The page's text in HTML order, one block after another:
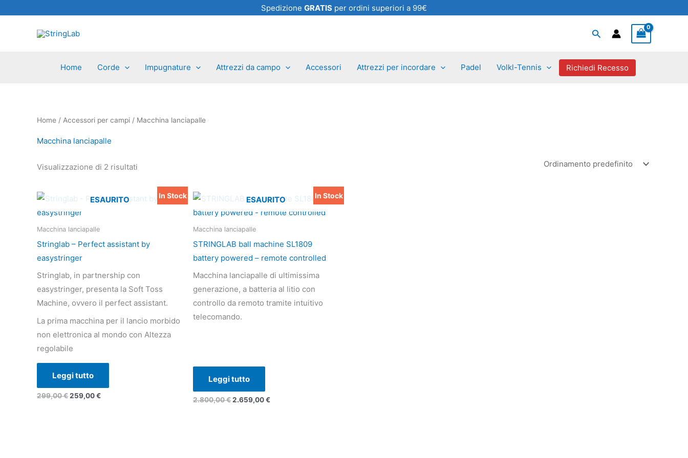
Spedizione GRATIS per ordini superiori a 99€
Cerca
Home Corde Impugnature Attrezzi da campo Accessori Attrezzi per incordare Padel Volkl-Tennis Richiedi Recesso
Home / Accessori per campi / Macchina lanciapalle
Macchina lanciapalle
Visualizzazione di 2 risultati
In Stock
ESAURITO
Macchina lanciapalle
Stringlab – Perfect assistant by
easystringer
Stringlab, in partnership con
easystringer, presenta la Soft Toss
Machine, ovvero il perfect assistant.
La prima macchina per il lancio morbido
non elettronica al mondo con Altezza
regolabile
Leggi tutto
299,00€
Il
prezzo
originale
299,00 €.
259,00€
Il
prezzo
In Stock
ESAURITO
Macchina lanciapalle
STRINGLAB ball machine SL1809
battery powered – remote controlled
Macchina lanciapalle di ultimissima
generazione, a batteria al litio con
controllo da remoto tramite intuitivo
telecomando.
Leggi tutto
2.800,00€
prezzo
originale
2.800,00 €.
2.659,00€
Il
prezzo
attuale